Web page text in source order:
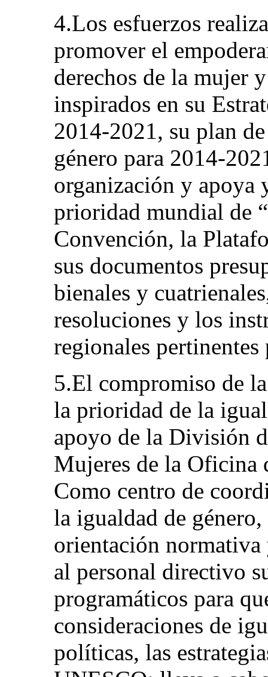
4.Los esfuerzos
promover el
derechos de la mujer
inspirados en su
2014-2021, su plan
género para 2014-
organización y apoya
prioridad mundial de
Convención, la
sus documentos
bienales y
resoluciones y los
regionales pertinentes
5.El compromiso de
la prioridad de la
apoyo de la División
Mujeres de la Oficina
Como centro de
la igualdad de
orientación
al personal directivo
programáticos para
consideraciones de
políticas, las